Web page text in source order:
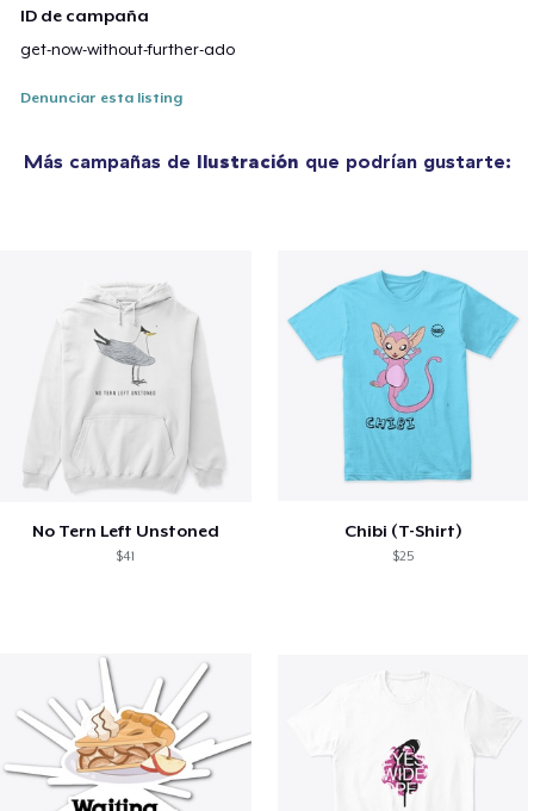
ID de campaña
get-now-without-further-ado
Denunciar esta listing
Más campañas de Ilustración que podrían gustarte:
No Tern Left Unstoned
$41
Chibi (T-Shirt)
$25